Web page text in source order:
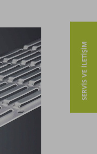
SERVIS VE ILETIŞIM